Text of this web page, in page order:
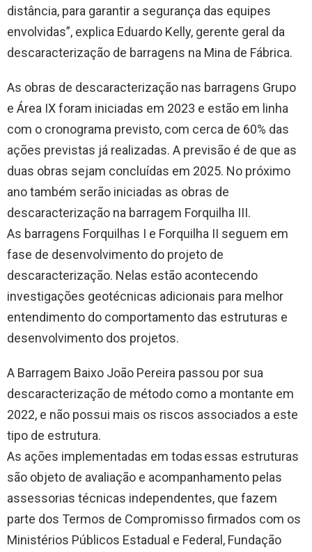
distância, para garantir a segurança das equipes
envolvidas”, explica Eduardo Kelly, gerente geral da
descaracterização de barragens na Mina de Fábrica.
As obras de descaracterização nas barragens Grupo
e Área IX foram iniciadas em 2023 e estão em linha
com o cronograma previsto, com cerca de 60% das
ações previstas já realizadas. A previsão é de que as
duas obras sejam concluídas em 2025. No próximo
ano também serão iniciadas as obras de
descaracterização na barragem Forquilha III.
As barragens Forquilhas I e Forquilha II seguem em
fase de desenvolvimento do projeto de
descaracterização. Nelas estão acontecendo
investigações geotécnicas adicionais para melhor
entendimento do comportamento das estruturas e
desenvolvimento dos projetos.
A Barragem Baixo João Pereira passou por sua
descaracterização de método como a montante em
2022, e não possui mais os riscos associados a este
tipo de estrutura.
As ações implementadas em todas essas estruturas
são objeto de avaliação e acompanhamento pelas
assessorias técnicas independentes, que fazem
parte dos Termos de Compromisso firmados com os
Ministérios Públicos Estadual e Federal, Fundação